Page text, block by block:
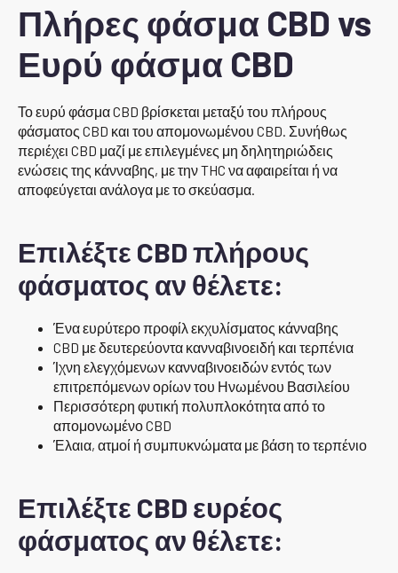
Πλήρες φάσμα CBD vs
Ευρύ φάσμα CBD
Το ευρύ φάσμα CBD βρίσκεται μεταξύ του πλήρους
φάσματος CBD και του απομονωμένου CBD. Συνήθως
περιέχει CBD μαζί με επιλεγμένες μη δηλητηριώδεις
ενώσεις της κάνναβης, με την THC να αφαιρείται ή να
αποφεύγεται ανάλογα με το σκεύασμα.
Επιλέξτε CBD πλήρους
φάσματος αν θέλετε:
Ένα ευρύτερο προφίλ εκχυλίσματος κάνναβης
CBD με δευτερεύοντα κανναβινοειδή και τερπένια
Ίχνη ελεγχόμενων κανναβινοειδών εντός των
επιτρεπόμενων ορίων του Ηνωμένου Βασιλείου
Περισσότερη φυτική πολυπλοκότητα από το
απομονωμένο CBD
Έλαια, ατμοί ή συμπυκνώματα με βάση το τερπένιο
Επιλέξτε CBD ευρέος
φάσματος αν θέλετε: